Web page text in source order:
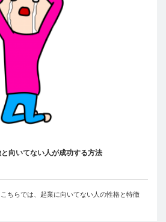
向いてない人が成功する方法
ちらでは、起業に向いてない人の性格と特徴